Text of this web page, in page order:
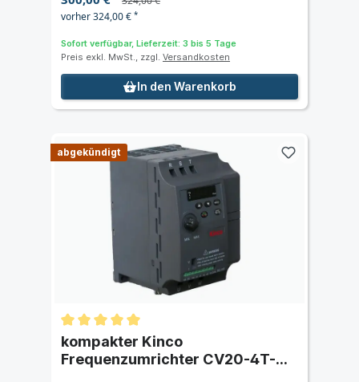
vorher 324,00 € *
Sofort verfügbar, Lieferzeit: 3 bis 5 Tage
Preis exkl. MwSt., zzgl. Versandkosten
In den Warenkorb
abgekündigt
kompakter Kinco
Frequenzumrichter CV20-4T-